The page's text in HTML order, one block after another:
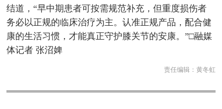
结道，“早中期患者可按需规范补充，但重度损伤者
务必以正规的临床治疗为主。认准正规产品，配合健
康的生活习惯，才能真正守护膝关节的安康。”□融媒
体记者 张沼婢
责任编辑： 黄冬虹